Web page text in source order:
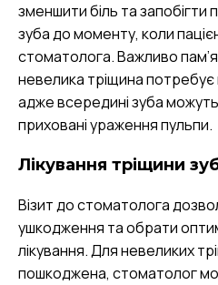
зменшити біль та
зуба до моменту, коли
стоматолога. Важливо
невелика тріщина потребує
адже всередині зуба
приховані ураження пульпи.
Лікування тріщини
Візит до стоматолога
ушкодження та обрати
лікування. Для невеликих
пошкоджена, стоматолог